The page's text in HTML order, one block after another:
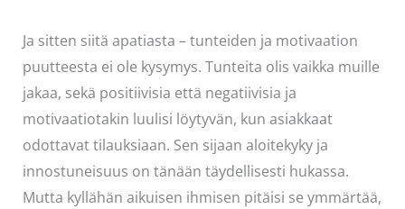
Ja sitten siitä apatiasta – tunteiden ja motivaation
puutteesta ei ole kysymys. Tunteita olis vaikka muille
jakaa, sekä positiivisia että negatiivisia ja
motivaatiotakin luulisi löytyvän, kun asiakkaat
odottavat tilauksiaan. Sen sijaan aloitekyky ja
innostuneisuus on tänään täydellisesti hukassa.
Mutta kyllähän aikuisen ihmisen pitäisi se ymmärtää,